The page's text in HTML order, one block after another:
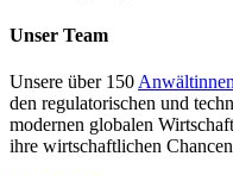
Unser Team
Unsere über 150
den regulatorischen und
modernen globalen
ihre wirtschaftlichen